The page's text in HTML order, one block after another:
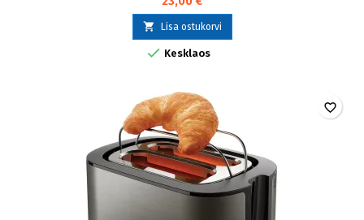
 Lisa ostukorvi
 Kesklaos
favorite_border